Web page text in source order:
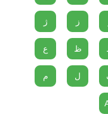
ز ژ
ظ ع
ل م